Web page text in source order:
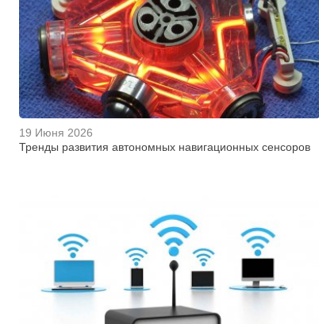
19 Июня 2026
Тренды развития автономных навигационных сенсоров